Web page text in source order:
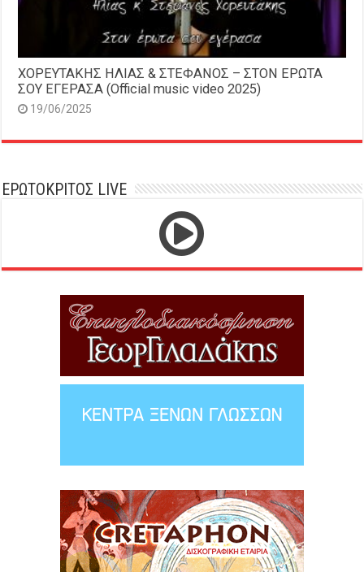
ΧΟΡΕΥΤΑΚΗΣ ΗΛΙΑΣ & ΣΤΕΦΑΝΟΣ – ΣΤΟΝ ΕΡΩΤΑ
ΣΟΥ ΕΓΕΡΑΣΑ (Official music video 2025)
19/06/2025
ΕΡΩΤΟΚΡΙΤΟΣ LIVE